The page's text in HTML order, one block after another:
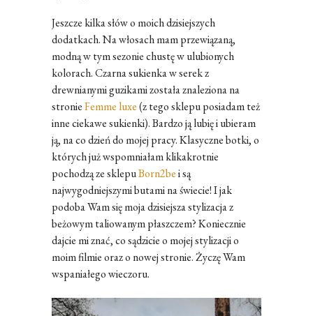
Jeszcze kilka słów o moich dzisiejszych
dodatkach. Na włosach mam przewiązaną,
modną w tym sezonie chustę w ulubionych
kolorach. Czarna sukienka w serek z
drewnianymi guzikami została znaleziona na
stronieFemme luxe(z tego sklepu posiadam też
inne ciekawe sukienki). Bardzo ją lubię i ubieram
ją, na co dzień do mojej pracy. Klasyczne botki, o
których już wspomniałam klikakrotnie
pochodzą ze sklepuBorn2bei są
najwygodniejszymi butami na świecie! I jak
podoba Wam się moja dzisiejsza stylizacja z
beżowym taliowanym płaszczem? Koniecznie
dajcie mi znać, co sądzicie o mojej stylizacji o
moim filmie oraz o nowej stronie. Życzę Wam
wspaniałego wieczoru.